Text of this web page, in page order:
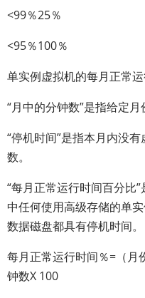
<99％25％
<95％100％
单实例虚拟机的每月正常
“月中的分钟数”是指给定月
“停机时间”是指本月内没
数。
“每月正常运行时间百分比
中任何使用高级存储的单
数据磁盘都具有停机时间。
每月正常运行时间％=（月
钟数X 100